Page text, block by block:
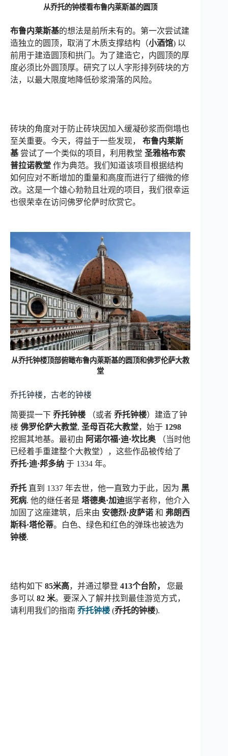
从乔托的钟楼看布鲁内莱斯基的圆顶
布鲁内莱斯基的想法是前所未有的。第一次尝试建
造独立的圆顶，取消了木质支撑结构（小酒馆) 以
前用于建造圆顶和拱门。为了建造它，内圆顶的厚
度必须比外圆顶厚。研究了以人字形排列砖块的方
法，以最大限度地降低砂浆滑落的风险。
砖块的角度对于防止砖块因加入缓凝砂浆而倒塌也
至关重要。今天，得益于一些发现， 布鲁内莱斯
基尝试了一个类似的项目，利用教堂 圣雅格布索
普拉诺教堂 作为典范。我们知道该项目根据结构
如何应对不断增加的重量和高度而进行了细微的修
改。这是一个雄心勃勃且壮观的项目，我们很幸运
也很荣幸在访问佛罗伦萨时欣赏它。
从乔托钟楼顶部俯瞰布鲁内莱斯基的圆顶和佛罗伦萨大教
堂
乔托钟楼，古老的钟楼
简要提一下 乔托钟楼 （或者 乔托钟楼）建造了钟
楼 佛罗伦萨大教堂, 圣母百花大教堂，始于 1298
挖掘其地基。最初由 阿诺尔福·迪·坎比奥 （当时他
已经着手重建整个大教堂），这些作品被传给了
乔托·迪·邦多纳 于 1334 年。
乔托 直到 1337 年去世，他一直致力于此，因为 黑
死病. 他的继任者是 塔德奥·加迪据学者称，他介入
加固了这座建筑，后来由 安德烈·皮萨诺 和 弗朗西
斯科·塔伦蒂。白色、绿色和红色的弹珠也被选为
钟楼.
结构如下 85米高，并通过攀登 413个台阶，
您最
多可以 82 米。要深入了解并找到最佳游览方式，
请利用我们的指南 乔托钟楼 (乔托的钟楼).